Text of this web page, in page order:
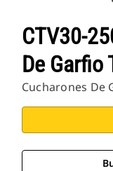
CTV30-
De
Cucharones De